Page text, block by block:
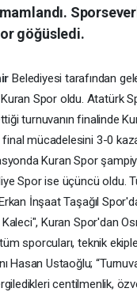
göğüsledi.
Belediyesi tarafından
Spor oldu. Atatürk
turnuvanın finalinde
mücadelesini 3-0
Kuran Spor
Spor ise üçüncü oldu.
İnşaat Taşağıl
Kuran Spor'dan
sporcuları, teknik
Hasan Ustaoğlu;
centilmenlik,